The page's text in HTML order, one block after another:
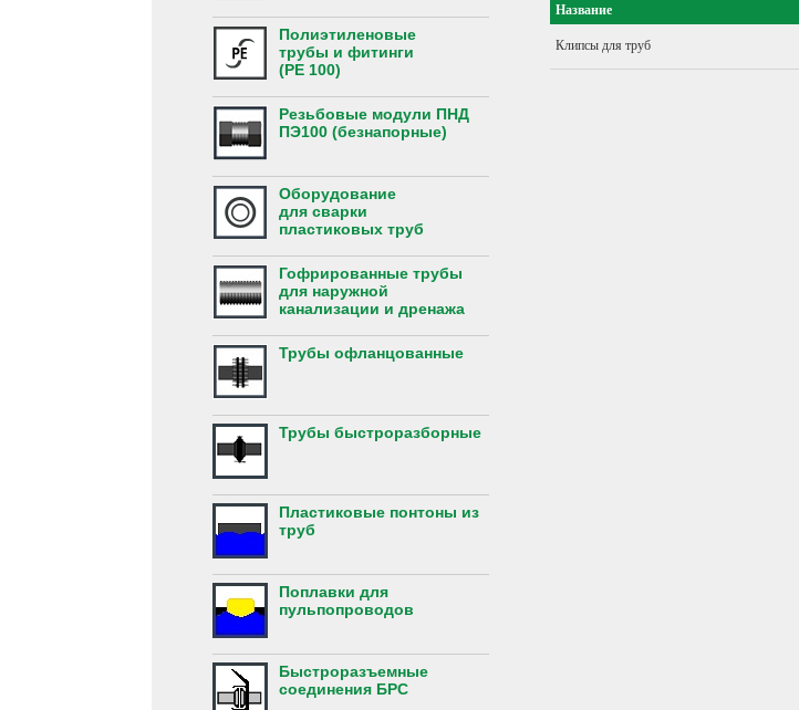
Полиэтиленовые
трубы и фитинги
(PE 100)
Резьбовые модули ПНД
ПЭ100 (безнапорные)
Оборудование
для сварки
пластиковых труб
Гофрированные трубы
для наружной
канализации и дренажа
Трубы офланцованные
Трубы быстроразборные
Пластиковые понтоны из
труб
Поплавки для
пульпопроводов
Быстроразъемные
соединения БРС
Название
Клипсы для труб